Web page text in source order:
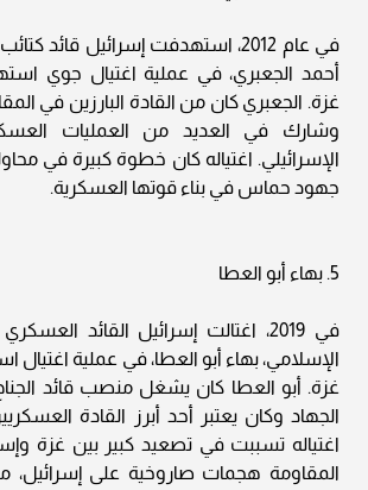
في عام 2012، استهدفت إسرائيل قائد
أحمد الجعبري، في عملية اغتيال جوي
غزة. الجعبري كان من القادة البارزين في
وشارك في العديد من العمليات
الإسرائيلي. اغتياله كان خطوة كبيرة في
جهود حماس في بناء قوتها العسكرية.
5. بهاء أبو العطا
في 2019، اغتالت إسرائيل القائد
الإسلامي، بهاء أبو العطا، في عملية
غزة. أبو العطا كان يشغل منصب قائد
الجهاد وكان يعتبر أحد أبرز القادة
اغتياله تسببت في تصعيد كبير بين غزة
المقاومة هجمات صاروخية على إسرائيل،